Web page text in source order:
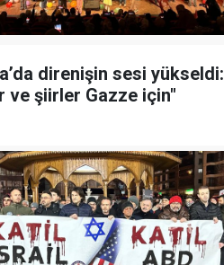
direnişin sesi yükseldi:
ve şiirler Gazze için"